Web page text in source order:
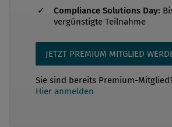
Österreichs die Möglichkeit zur
gegenseitigen
Compliance Solutions Day:
vergünstigte Teilnahme
JETZT PREMIUM MITGLIED
Sie sind bereits Premium-
Hier anmelden